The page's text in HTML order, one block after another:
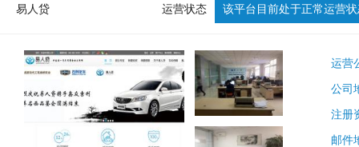
易人贷 运营状态 该平台目前处于正常运营
运营
公司
注册
邮件